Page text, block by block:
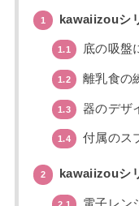
1 kawaiizouシ
1.1 底の吸盤
1.2 離乳食の
1.3 器のデザ
1.4 付属のス
2 kawaiizouシ
電子レン